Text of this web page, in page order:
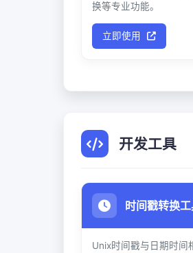
换等专业功能。
立即使用
开发工具
时间戳转换
Unix时间戳与日期时间